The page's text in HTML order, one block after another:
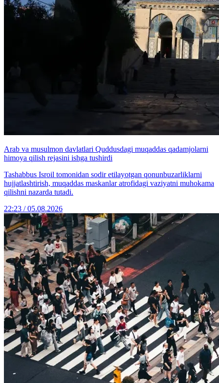
Arab va musulmon davlatlari Quddusdagi muqaddas qadamjolarni
himoya qilish rejasini ishga tushirdi
Tashabbus Isroil tomonidan sodir etilayotgan qonunbuzarliklarni
hujjatlashtirish, muqaddas maskanlar atrofidagi vaziyatni muhokama
qilishni nazarda tutadi.
22:23 / 05.08.2026